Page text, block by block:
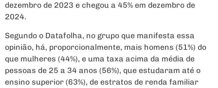
dezembro de 2023 e chegou a 45% em dezembro de
2024.
Segundo o Datafolha, no grupo que manifesta essa
opinião, há, proporcionalmente, mais homens (51%) do
que mulheres (44%), e uma taxa acima da média de
pessoas de 25 a 34 anos (56%), que estudaram até o
ensino superior (63%), de estratos de renda familiar